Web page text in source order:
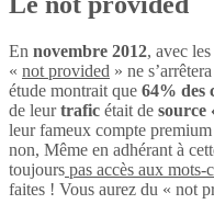
En novembre 2012, avec
« not provided » ne
étude montrait que 64% des
de leurtrafic était de source
leur fameux compte
non, Même en adhérant à
toujours pas accès aux mots-
faites ! Vous aurez du « not